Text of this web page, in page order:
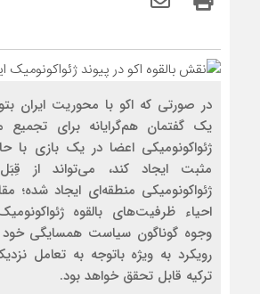
در صورتی که اکو با محوریت ایران
یک گفتمان هم‌گرایانه برای
ژئواکونومیکی اعضا در یک بازی
مثبت ایجاد کند، می‌تواند از
ژئواکونومیکی منطقه‌ای ایجاد شده؛
احیاء ظرفیت‌های بالقوه
وجوه گوناگون سیاست همسایگی خود
رویکرد به ویژه باتوجه به تعامل
ترکیه قابل تحقق خواهد بود.